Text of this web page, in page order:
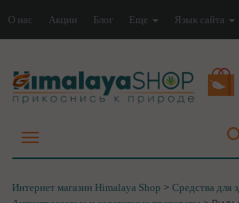
О нас Акции Блог Еще Язык сайта
Интернет магазин Himalaya Shop > Средства для